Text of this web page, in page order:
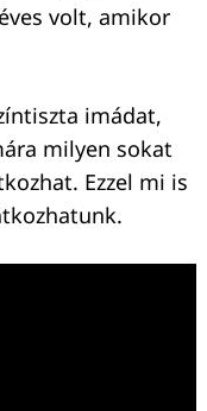
volt, amikor
imádat,
milyen sokat
Ezzel mi is